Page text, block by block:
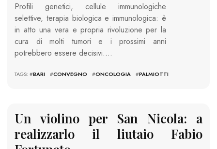
Profili genetici, cellule immunologiche
selettive, terapia biologica e immunologica: è
in atto una vera e propria rivoluzione per la
cura di molti tumori e i prossimi anni
potrebbero essere decisivi….
TAGS: #BARI #CONVEGNO #ONCOLOGIA #PALMIOTTI
Un violino per San Nicola: a
realizzarlo il liutaio Fabio